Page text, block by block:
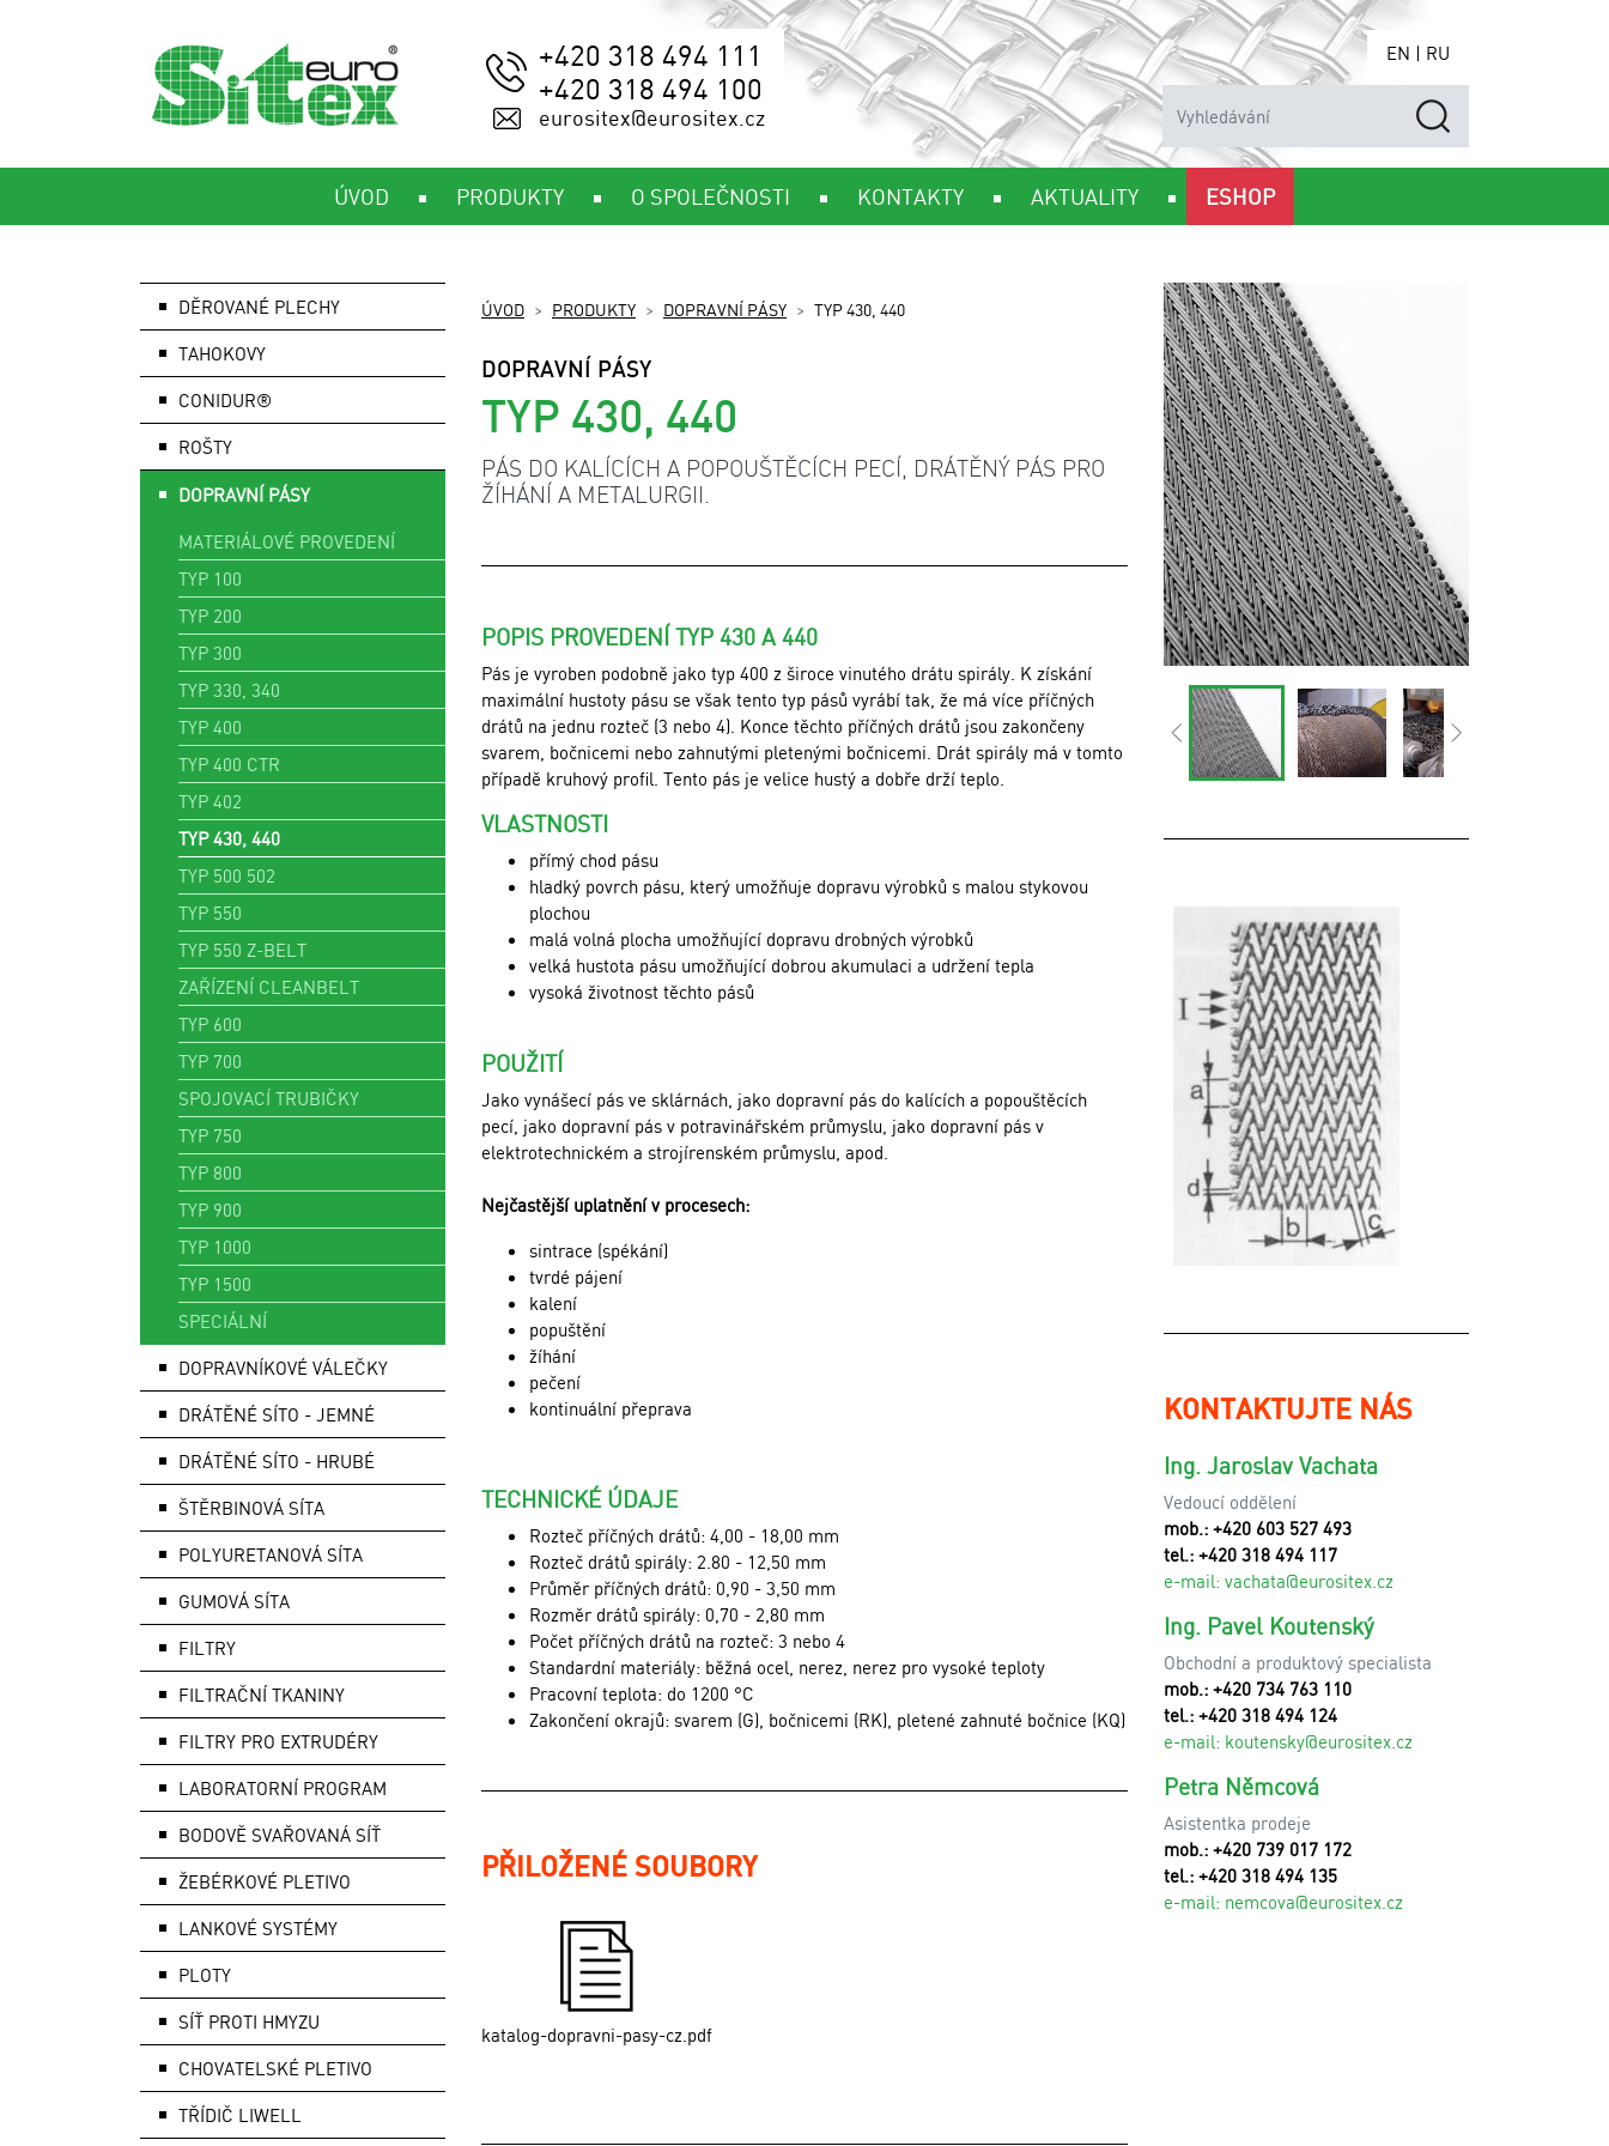
+420 318 494 111
+420 318 494 100
eurositex@eurositex.cz
EN | RU
ÚVOD PRODUKTY O SPOLEČNOSTI KONTAKTY AKTUALITY ESHOP
ÚVOD PRODUKTY DOPRAVNÍ PÁSY TYP 430, 440
DOPRAVNÍ PÁSY
TYP 430, 440
PÁS DO KALÍCÍCH A POPOUŠTĚCÍCH PECÍ, DRÁTĚNÝ PÁS PRO
ŽÍHÁNÍ A METALURGII.
POPIS PROVEDENÍ TYP 430 A 440
Pás je vyroben podobně jako typ 400 z široce vinutého drátu spirály. K získání
maximální hustoty pásu se však tento typ pásů vyrábí tak, že má více příčných
drátů na jednu rozteč (3 nebo 4). Konce těchto příčných drátů jsou zakončeny
svarem, bočnicemi nebo zahnutými pletenými bočnicemi. Drát spirály má v tomto
případě kruhový profil. Tento pás je velice hustý a dobře drží teplo.
VLASTNOSTI
přímý chod pásu
hladký povrch pásu, který umožňuje dopravu výrobků s malou stykovou
plochou
malá volná plocha umožňující dopravu drobných výrobků
velká hustota pásu umožňující dobrou akumulaci a udržení tepla
vysoká životnost těchto pásů
POUŽITÍ
Jako vynášecí pás ve sklárnách, jako dopravní pás do kalících a popouštěcích
pecí, jako dopravní pás v potravinářském průmyslu, jako dopravní pás v
elektrotechnickém a strojírenském průmyslu, apod.
Nejčastější uplatnění v procesech:
sintrace (spékání)
tvrdé pájení
kalení
popuštění
žíhání
pečení
kontinuální přeprava
TECHNICKÉ ÚDAJE
Rozteč příčných drátů: 4,00 - 18,00 mm
Rozteč drátů spirály: 2.80 - 12,50 mm
Průměr příčných drátů: 0,90 - 3,50 mm
Rozměr drátů spirály: 0,70 - 2,80 mm
Počet příčných drátů na rozteč: 3 nebo 4
Standardní materiály: běžná ocel, nerez, nerez pro vysoké teploty
Pracovní teplota: do 1200 °C
Zakončení okrajů: svarem (G), bočnicemi (RK), pletené zahnuté bočnice (KQ)
PŘILOŽENÉ SOUBORY
katalog-dopravni-pasy-cz.pdf
KONTAKTUJTE NÁS
Ing. Jaroslav Vachata
Vedoucí oddělení
mob.: +420 603 527 493
tel.: +420 318 494 117
e-mail: vachata@eurositex.cz
Ing. Pavel Koutenský
Obchodní a produktový specialista
mob.: +420 734 763 110
tel.: +420 318 494 124
e-mail: koutensky@eurositex.cz
Petra Němcová
Asistentka prodeje
mob.: +420 739 017 172
tel.: +420 318 494 135
e-mail: nemcova@eurositex.cz
DĚROVANÉ PLECHY
TAHOKOVY
CONIDUR®
ROŠTY
DOPRAVNÍ PÁSY
MATERIÁLOVÉ PROVEDENÍ
TYP 100
TYP 200
TYP 300
TYP 330, 340
TYP 400
TYP 400 CTR
TYP 402
TYP 430, 440
TYP 500 502
TYP 550
TYP 550 Z-BELT
ZAŘÍZENÍ CLEANBELT
TYP 600
TYP 700
SPOJOVACÍ TRUBIČKY
TYP 750
TYP 800
TYP 900
TYP 1000
TYP 1500
SPECIÁLNÍ
DOPRAVNÍKOVÉ VÁLEČKY
DRÁTĚNÉ SÍTO - JEMNÉ
DRÁTĚNÉ SÍTO - HRUBÉ
ŠTĚRBINOVÁ SÍTA
POLYURETANOVÁ SÍTA
GUMOVÁ SÍTA
FILTRY
FILTRAČNÍ TKANINY
FILTRY PRO EXTRUDÉRY
LABORATORNÍ PROGRAM
BODOVĚ SVAŘOVANÁ SÍŤ
ŽEBÉRKOVÉ PLETIVO
LANKOVÉ SYSTÉMY
PLOTY
SÍŤ PROTI HMYZU
CHOVATELSKÉ PLETIVO
TŘÍDIČ LIWELL